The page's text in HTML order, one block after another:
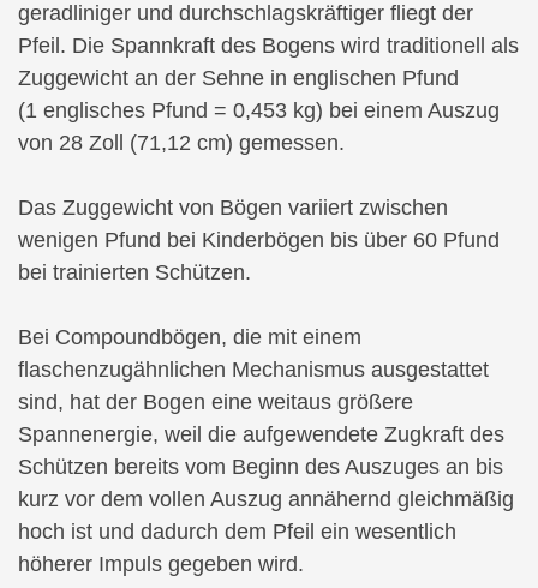
geradliniger und durchschlagskräftiger fliegt der
Pfeil. Die Spannkraft des Bogens wird traditionell als
Zuggewicht an der Sehne in englischen Pfund
(1 englisches Pfund = 0,453 kg) bei einem Auszug
von 28 Zoll (71,12 cm) gemessen.
Das Zuggewicht von Bögen variiert zwischen
wenigen Pfund bei Kinderbögen bis über 60 Pfund
bei trainierten Schützen.
Bei Compoundbögen, die mit einem
flaschenzugähnlichen Mechanismus ausgestattet
sind, hat der Bogen eine weitaus größere
Spannenergie, weil die aufgewendete Zugkraft des
Schützen bereits vom Beginn des Auszuges an bis
kurz vor dem vollen Auszug annähernd gleichmäßig
hoch ist und dadurch dem Pfeil ein wesentlich
höherer Impuls gegeben wird.